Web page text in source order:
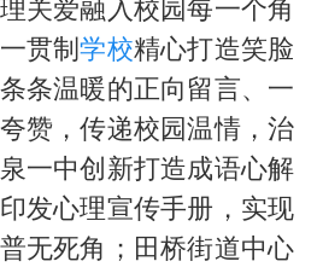
关爱融入校园每一个角
贯制学校精心打造笑脸
条温暖的正向留言、一
赞，传递校园温情，治
一中创新打造成语心解
发心理宣传手册，实现
无死角；田桥街道中心